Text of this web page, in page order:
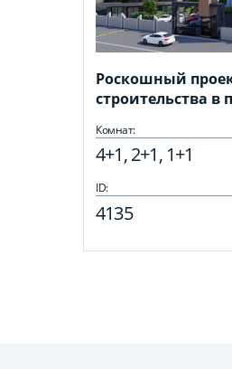
Роскошный проект на
строительства
Комнат:
4+1, 2+1, 1+1
ID:
4135